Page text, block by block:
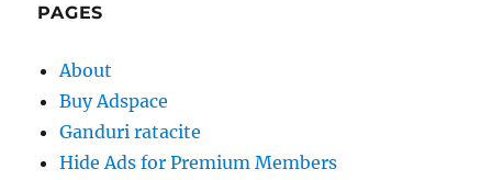
PAGES
About
Buy Adspace
Ganduri ratacite
Hide Ads for Premium Members